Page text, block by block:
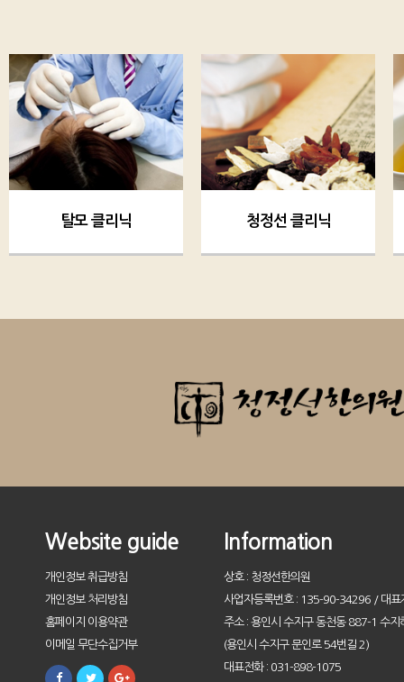
탈모 클리닉 청정선 클리닉
Website guide
개인정보 취급방침
개인정보 처리방침
홈페이지 이용약관
이메일 무단수집거부
Information
상호 : 청정선한의원
사업자등록번호 : 135-90-34296 / 대표
주소 : 용인시 수지구 동천동 887-1 수지
(용인시 수지구 문인로 54번길 2)
대표전화 : 031-898-1075